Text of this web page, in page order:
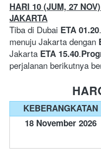
HARI 10 (JUM, 27
JAKARTA
Tiba di Dubai ETA 01.20
menuju Jakarta dengan
Jakarta ETA 15.40.
perjalanan berikutnya
KEBERANGKATAN
18 November 2026